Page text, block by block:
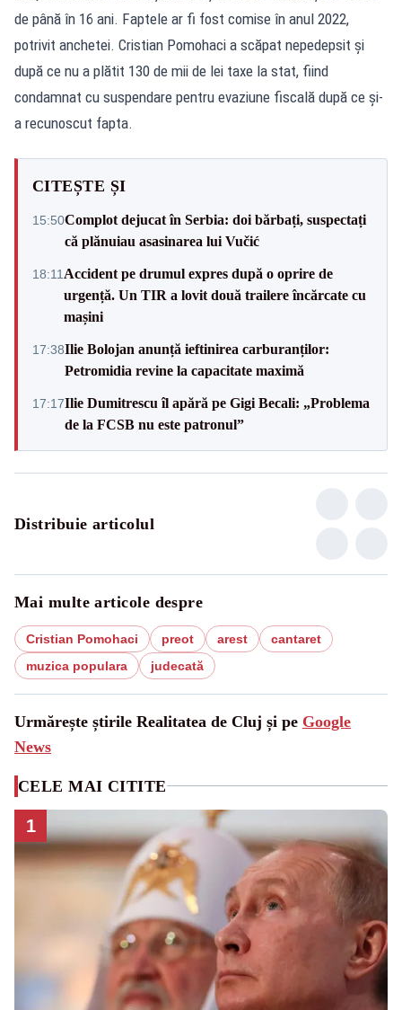
de până în 16 ani. Faptele ar fi fost comise în anul 2022,
potrivit anchetei. Cristian Pomohaci a scăpat nepedepsit și
după ce nu a plătit 130 de mii de lei taxe la stat, fiind
condamnat cu suspendare pentru evaziune fiscală după ce și-
a recunoscut fapta.
CITEȘTE ȘI
15:50Complot dejucat în Serbia: doi bărbați, suspectați
că plănuiau asasinarea lui Vučić
18:11 Accident pe drumul expres după o oprire de
urgență. Un TIR a lovit două trailere încărcate cu
mașini
17:38Ilie Bolojan anunță ieftinirea carburanților:
Petromidia revine la capacitate maximă
17:17Ilie Dumitrescu îl apără pe Gigi Becali: „Problema
de la FCSB nu este patronul”
Distribuie articolul
Mai multe articole despre
Cristian Pomohaci preot arest
cantaret
muzica populara
judecată
Urmărește știrile Realitatea de Cluj și pe Google
News
CELE MAI CITITE
1